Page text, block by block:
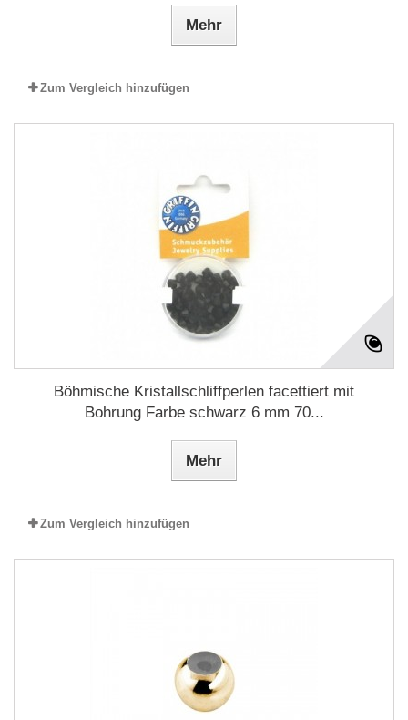
Mehr
Zum Vergleich hinzufügen
Böhmische Kristallschliffperlen facettiert mit
Bohrung Farbe schwarz 6 mm 70...
Mehr
Zum Vergleich hinzufügen